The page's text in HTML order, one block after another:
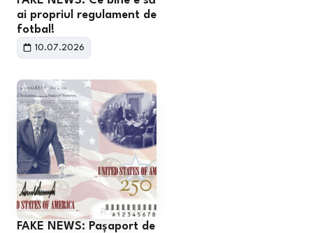
ai propriul regulament de
fotbal!
10.07.2026
FAKE NEWS: Pașaport de